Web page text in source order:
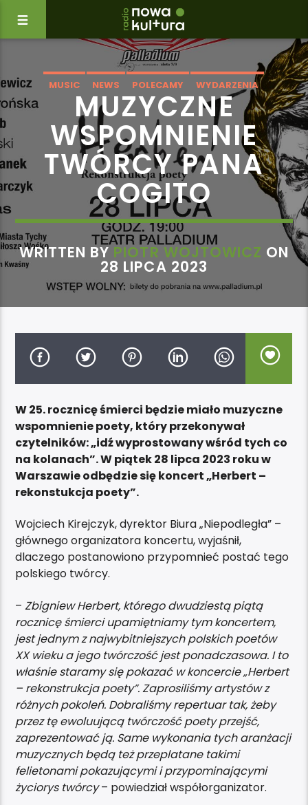
MUSIC NEWS POLECAMY WYDARZENIA
MUZYCZNE
WSPOMNIENIE
TWÓRCY PANA
COGITO
WRITTEN BY PIOTR WOJTOWICZ ON
28 LIPCA 2023
W 25. rocznicę śmierci będzie miało muzyczne
wspomnienie poety, który przekonywał
czytelników: „idź wyprostowany wśród tych co
na kolanach”. W piątek 28 lipca 2023 roku w
Warszawie odbędzie się koncert „Herbert –
rekonstukcja poety”.
Wojciech Kirejczyk, dyrektor Biura „Niepodległa” –
głównego organizatora koncertu, wyjaśnił,
dlaczego postanowiono przypomnieć postać tego
polskiego twórcy.
–Zbigniew Herbert, którego dwudziestą piątą
rocznicę śmierci upamiętniamy tym koncertem,
jest jednym z najwybitniejszych polskich poetów
XX wieku a jego twórczość jest ponadczasowa. I to
właśnie staramy się pokazać w koncercie „Herbert
– rekonstrukcja poety”. Zaprosiliśmy artystów z
różnych pokoleń. Dobraliśmy repertuar tak, żeby
przez tę ewoluującą twórczość poety przejść,
zaprezentować ją. Same wykonania tych aranżacji
muzycznych będą też przeplatane takimi
felietonami pokazującymi i przypominającymi
życiorys twórcy– powiedział współorganizator.